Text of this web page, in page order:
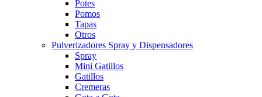
Potes
Pomos
Tapas
Otros
Pulverizadores Spray y Dispensadores
Spray
Mini Gatillos
Gatillos
Cremeras